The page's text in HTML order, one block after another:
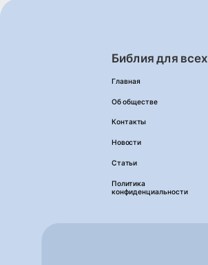
Библия для всех
Главная
Об обществе
Контакты
Новости
Статьи
Политика
конфиденциальности